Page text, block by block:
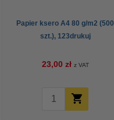
Papier ksero A4 80 g/m2 (500
szt.), 123drukuj
23,00 zł z VAT